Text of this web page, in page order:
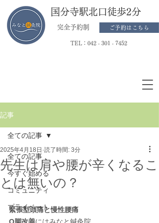
国分寺駅北口徒歩2分
完全予約制 ご予約はこちら
TEL： 042 - 301 - 7452
記事
全ての記事
今すぐ始める
コミュニティ
プライベート
全ての記事
先生は肩や腰が辛くなるこ
とは無いの？
2025年4月18日 読了時間: 3分
緊張型頭痛と慢性腰痛